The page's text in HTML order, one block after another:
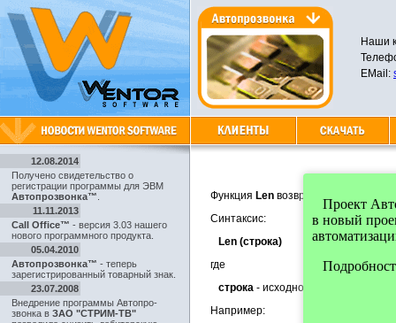
Наши
EMail:
12.08.2014
Получено свидетельство о
регистрации программы для ЭВМ
Автопрозвонка™
11.11.2013
Call Office™ - версия 3.03 нашего
нового программного продукта.
05.04.2010
Автопрозвонка™ - теперь
зарегистрированный товарный знак.
23.07.2008
Внедрение программы Автопро-
звонка в ЗАО "СТРИМ-ТВ"
Функция Len возвращает длину
Синтаксис:
Len (строка)
где
строка - исходное значение,
Например:
Проект
в новый